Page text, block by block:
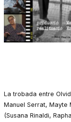
La trobada entre
Manuel Serrat, Mayte
(Susana Rinaldi,